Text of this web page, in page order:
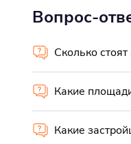
Вопрос-
Сколько
Какие
Какие